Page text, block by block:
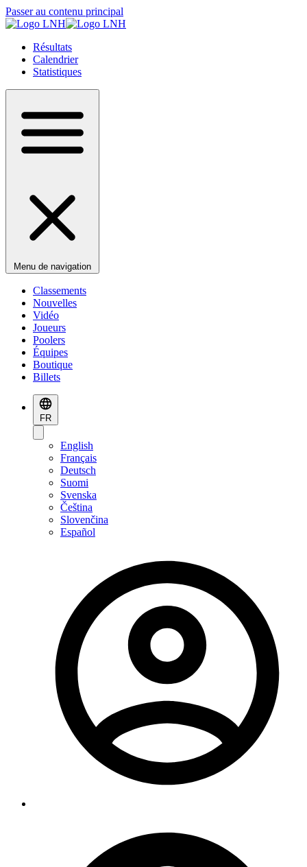
Passer au contenu principal
Résultats
Calendrier
Statistiques
Menu de navigation
Classements
Nouvelles
Vidéo
Joueurs
Poolers
Équipes
Boutique
Billets
FR
English
Français
Deutsch
Suomi
Svenska
Čeština
Slovenčina
Español